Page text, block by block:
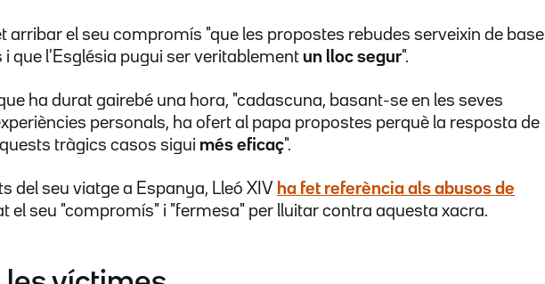
arribar el seu compromís "que les propostes rebudes serveixin de base
que l'Església pugui ser veritablement un lloc segur".
ha durat gairebé una hora, "cadascuna, basant-se en les seves
personals, ha ofert al papa propostes perquè la resposta de
tràgics casos sigui més eficaç".
del seu viatge a Espanya, Lleó XIV ha fet referència als abusos de
el seu "compromís" i "fermesa" per lluitar contra aquesta xacra.